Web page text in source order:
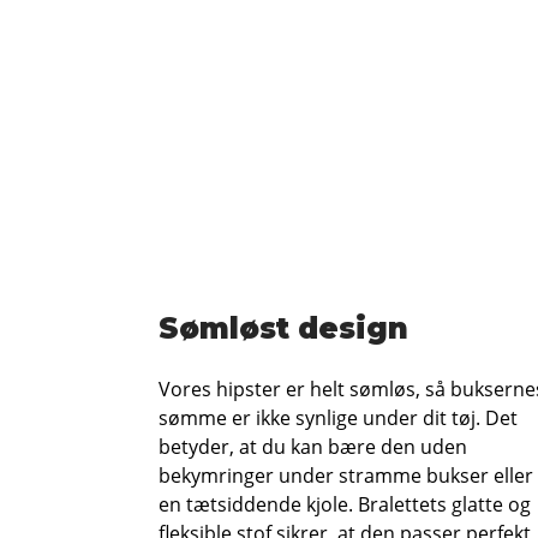
Sømløst design
Vores hipster er helt sømløs, så
sømme er ikke synlige under dit tøj. Det
betyder, at du kan bære den uden
bekymringer under stramme bukser eller
en tætsiddende kjole. Bralettets glatte og